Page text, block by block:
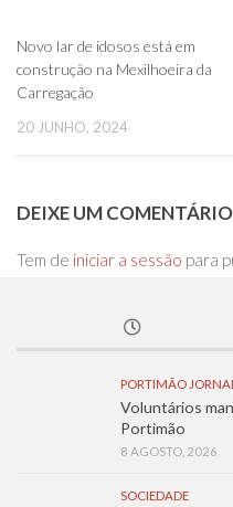
Novo lar de idosos está em
construção na Mexilhoeira da
Carregação
20 JUNHO, 2024
DEIXE UM COMENTÁRIO
Tem de iniciar a sessão para
PORTIMÃO JORNAL
Voluntários
Portimão
8 AGOSTO, 2026
SOCIEDADE